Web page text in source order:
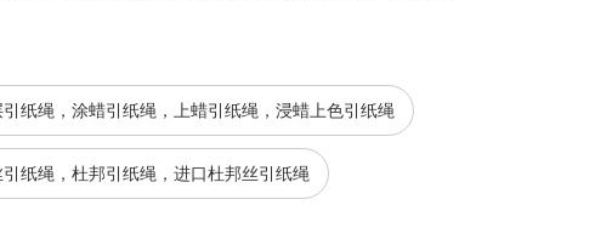
纸绳，涂蜡引纸绳，上蜡引纸绳，浸蜡上色引纸绳
纸绳，杜邦引纸绳，进口杜邦丝引纸绳